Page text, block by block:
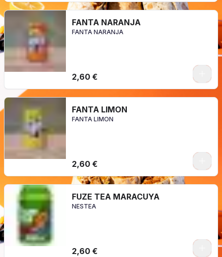
FANTA NARANJA
FANTA NARANJA
2,60 €
FANTA LIMON
FANTA LIMON
2,60 €
FUZE TEA MARACUYA
NESTEA
2,60 €